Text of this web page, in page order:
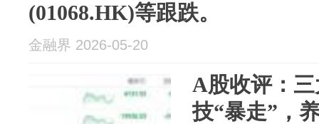
(01068.HK)等跟跌。
金融界 2026-05-20
A股收评：
技“暴走”，